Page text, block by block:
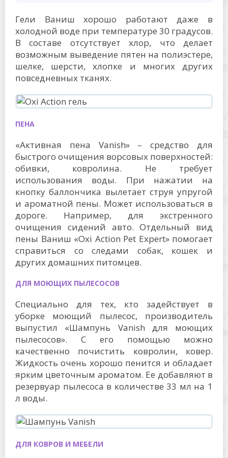
Гели Ваниш хорошо работают даже в
холодной воде при температуре 30 градусов.
В составе отсутствует хлор, что делает
возможным выведение пятен на полиэстере,
шелке, шерсти, хлопке и многих других
повседневных тканях.
ПЕНА
«Активная пена Vanish» – средство для
быстрого очищения ворсовых поверхностей:
обивки, ковролина. Не требует
использования воды. При нажатии на
кнопку баллончика вылетает струя упругой
и ароматной пены. Может использоваться в
дороге. Например, для экстренного
очищения сидений авто. Отдельный вид
пены Ваниш «Oxi Action Pet Expert» помогает
справиться со следами собак, кошек и
других домашних питомцев.
ДЛЯ МОЮЩИХ ПЫЛЕСОСОВ
Специально для тех, кто задействует в
уборке моющий пылесос, производитель
выпустил «Шампунь Vanish для моющих
пылесосов». С его помощью можно
качественно почистить ковролин, ковер.
Жидкость очень хорошо пенится и обладает
ярким цветочным ароматом. Ее добавляют в
резервуар пылесоса в количестве 33 мл на 1
л воды.
ДЛЯ КОВРОВ И МЕБЕЛИ